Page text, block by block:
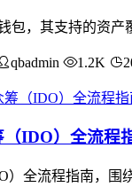
包，其支持的资
qbadmin 1.2K
IDO）全流程
）全流程指南，